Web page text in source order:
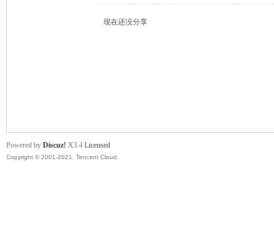
现在还没分享
Powered by Discuz! X3.4 Licensed
Copyright © 2001-2021, Tencent Cloud.